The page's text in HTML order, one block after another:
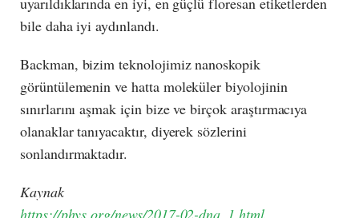
bile daha iyi aydınlandı.
Backman, bizim teknolojimiz nanoskopik
görüntülemenin ve hatta moleküler biyolojinin
sınırlarını aşmak için bize ve birçok araştırmacıya
olanaklar tanıyacaktır, diyerek sözlerini
sonlandırmaktadır.
Kaynak
https://phys.org/news/2017-02-dna_1.html